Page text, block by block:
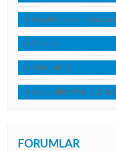
Kutsal Kitap Tanrı Sözü
Tanıklık
LUKA İNCİLİ
NASIL HRİSTİYAN
FORUMLAR